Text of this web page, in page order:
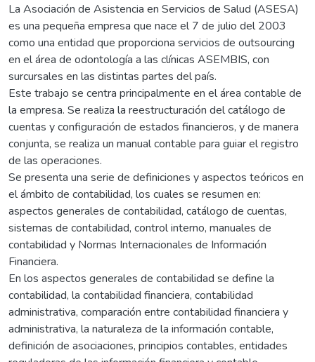
La Asociación de Asistencia en Servicios de Salud (ASESA)
es una pequeña empresa que nace el 7 de julio del 2003
como una entidad que proporciona servicios de outsourcing
en el área de odontología a las clínicas ASEMBIS, con
surcursales en las distintas partes del país.
Este trabajo se centra principalmente en el área contable de
la empresa. Se realiza la reestructuración del catálogo de
cuentas y configuración de estados financieros, y de manera
conjunta, se realiza un manual contable para guiar el registro
de las operaciones.
Se presenta una serie de definiciones y aspectos teóricos en
el ámbito de contabilidad, los cuales se resumen en:
aspectos generales de contabilidad, catálogo de cuentas,
sistemas de contabilidad, control interno, manuales de
contabilidad y Normas Internacionales de Información
Financiera.
En los aspectos generales de contabilidad se define la
contabilidad, la contabilidad financiera, contabilidad
administrativa, comparación entre contabilidad financiera y
administrativa, la naturaleza de la información contable,
definición de asociaciones, principios contables, entidades